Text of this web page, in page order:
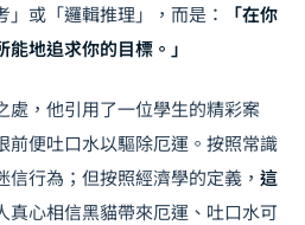
或「邏輯推理」，而是：
「在你
地追求你的目標。」
處，他引用了一位學生的精彩案
前便吐口水以驅除厄運。按照常識
行為；但按照經濟學的定義， 這
心相信黑貓帶來厄運、吐口水可